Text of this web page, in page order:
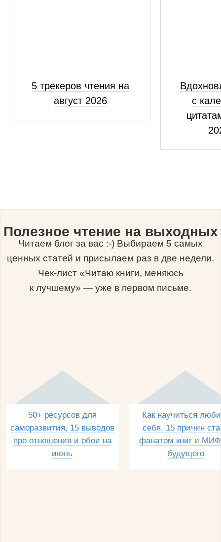
5 трекеров чтения на
август 2026
с
Полезное чтение на выходных
Читаем блог за вас :-) Выбираем 5 самых
ценных статей и присылаем раз в две недели.
Чек-лист «Читаю книги, меняюсь
к лучшему» — уже в первом письме.
50+ ресурсов для
саморазвития, 15 выводов
про отношения и обои на
июль
Как научиться
себя, 15 причин
фанатом книг и
будущего